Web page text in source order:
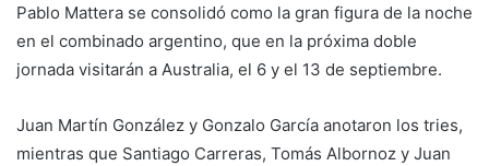
Pablo Mattera se consolidó como la gran figura de la noche
en el combinado argentino, que en la próxima doble
jornada visitarán a Australia, el 6 y el 13 de septiembre.
Juan Martín González y Gonzalo García anotaron los tries,
mientras que Santiago Carreras, Tomás Albornoz y Juan